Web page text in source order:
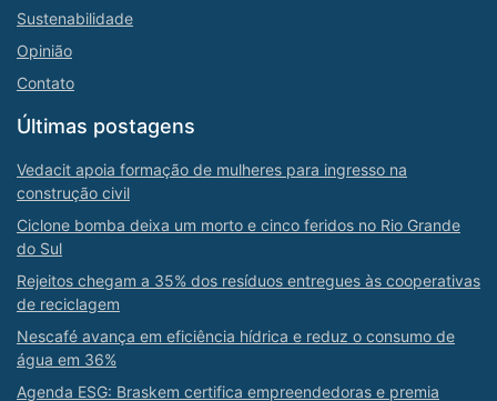
Sustenabilidade
Opinião
Contato
Últimas postagens
Vedacit apoia formação de mulheres para ingresso na
construção civil
Ciclone bomba deixa um morto e cinco feridos no Rio Grande
do Sul
Rejeitos chegam a 35% dos resíduos entregues às cooperativas
de reciclagem
Nescafé avança em eficiência hídrica e reduz o consumo de
água em 36%
Agenda ESG: Braskem certifica empreendedoras e premia